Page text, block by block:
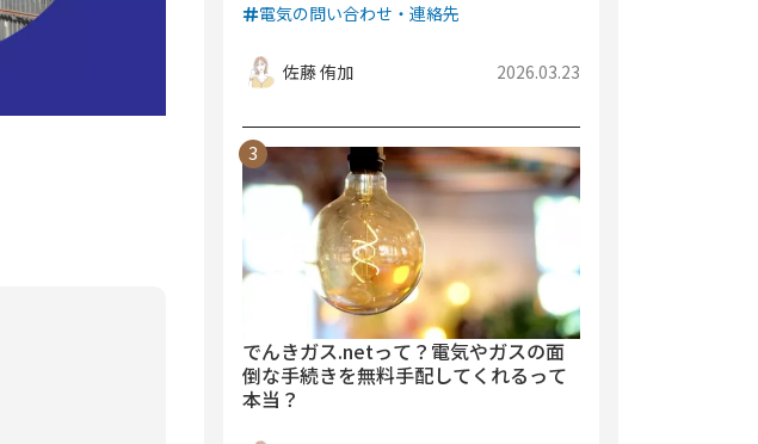
電気の問い合わせ・連絡先
佐藤 侑加 2026.03.23
でんきガス.netって？電気やガスの面
倒な手続きを無料手配してくれるって
本当？